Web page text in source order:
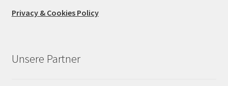
Privacy & Cookies Policy
Unsere Partner